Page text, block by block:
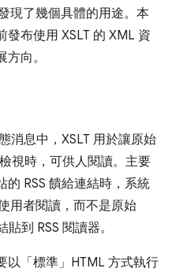
現了幾個具體的用途。本
布使用 XSLT 的 XML 資
向。
消息中，XSLT 用於讓原始
視時，可供人閱讀。主要
RSS 饋給連結時，系統
用者閱讀，而不是原始
到 RSS 閱讀器。
以「標準」HTML 方式執行